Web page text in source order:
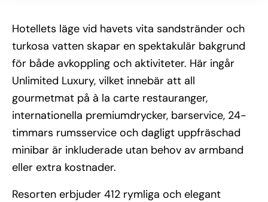
Hotellets läge vid havets vita sandstränder och
turkosa vatten skapar en spektakulär bakgrund
för både avkoppling och aktiviteter. Här ingår
Unlimited Luxury, vilket innebär att all
gourmetmat på à la carte restauranger,
internationella premiumdrycker, barservice, 24-
timmars rumsservice och dagligt uppfräschad
minibar är inkluderade utan behov av armband
eller extra kostnader.
Resorten erbjuder 412 rymliga och elegant